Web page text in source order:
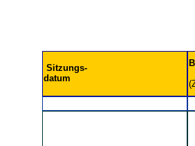
Sitzungs-
datum